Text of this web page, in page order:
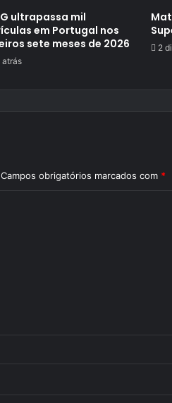
ultrapassa mil
em Portugal nos
sete meses de 2026
atrás
2
Campos obrigatórios marcados com *